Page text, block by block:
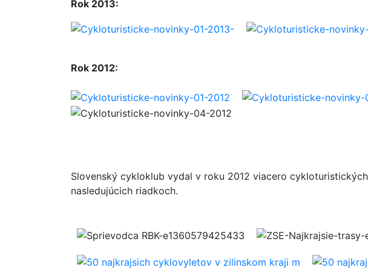
Rok 2013:
Rok 2012:
Slovenský cykloklub vydal v roku 2012 viacero
nasledujúcich riadkoch.